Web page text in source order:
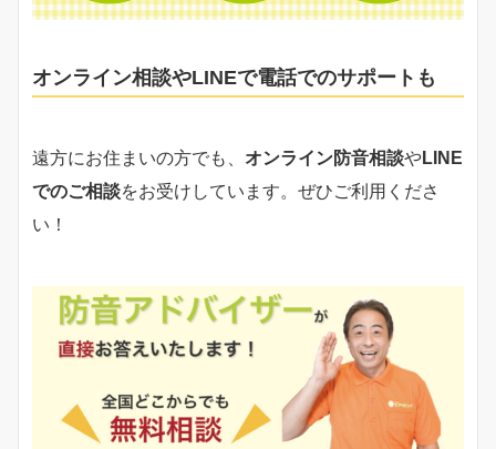
オンライン相談やLINEで電話でのサポートも
遠方にお住まいの方でも、 オンライン防音相談やLINE
でのご相談をお受けしています。ぜひご利用くださ
い！